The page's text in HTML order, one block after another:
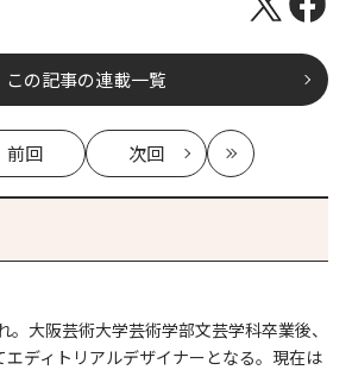
この記事の連載一覧
前回
記
次回
記
最
新
。大阪芸術大学芸術学部文芸学科卒業後、
エディトリアルデザイナーとなる。現在は